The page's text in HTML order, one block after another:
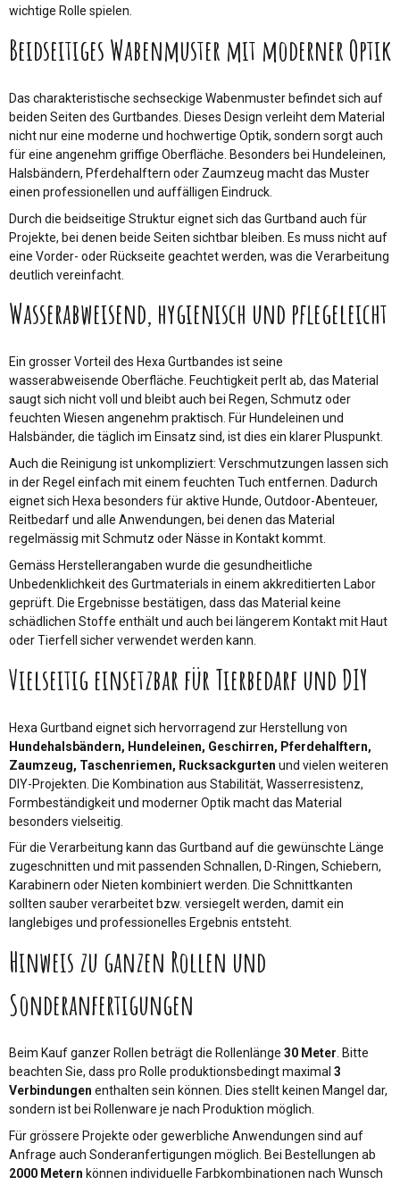
wichtige Rolle spielen.
Beidseitiges Wabenmuster mit moderner Optik
Das charakteristische sechseckige Wabenmuster befindet sich auf
beiden Seiten des Gurtbandes. Dieses Design verleiht dem Material
nicht nur eine moderne und hochwertige Optik, sondern sorgt auch
für eine angenehm griffige Oberfläche. Besonders bei Hundeleinen,
Halsbändern, Pferdehalftern oder Zaumzeug macht das Muster
einen professionellen und auffälligen Eindruck.
Durch die beidseitige Struktur eignet sich das Gurtband auch für
Projekte, bei denen beide Seiten sichtbar bleiben. Es muss nicht auf
eine Vorder- oder Rückseite geachtet werden, was die Verarbeitung
deutlich vereinfacht.
Wasserabweisend, hygienisch und pflegeleicht
Ein grosser Vorteil des Hexa Gurtbandes ist seine
wasserabweisende Oberfläche. Feuchtigkeit perlt ab, das Material
saugt sich nicht voll und bleibt auch bei Regen, Schmutz oder
feuchten Wiesen angenehm praktisch. Für Hundeleinen und
Halsbänder, die täglich im Einsatz sind, ist dies ein klarer Pluspunkt.
Auch die Reinigung ist unkompliziert: Verschmutzungen lassen sich
in der Regel einfach mit einem feuchten Tuch entfernen. Dadurch
eignet sich Hexa besonders für aktive Hunde, Outdoor-Abenteuer,
Reitbedarf und alle Anwendungen, bei denen das Material
regelmässig mit Schmutz oder Nässe in Kontakt kommt.
Gemäss Herstellerangaben wurde die gesundheitliche
Unbedenklichkeit des Gurtmaterials in einem akkreditierten Labor
geprüft. Die Ergebnisse bestätigen, dass das Material keine
schädlichen Stoffe enthält und auch bei längerem Kontakt mit Haut
oder Tierfell sicher verwendet werden kann.
Vielseitig einsetzbar für Tierbedarf und DIY
Hexa Gurtband eignet sich hervorragend zur Herstellung von
Hundehalsbändern, Hundeleinen, Geschirren, Pferdehalftern,
Zaumzeug, Taschenriemen, Rucksackgurten und vielen weiteren
DIY-Projekten. Die Kombination aus Stabilität, Wasserresistenz,
Formbeständigkeit und moderner Optik macht das Material
besonders vielseitig.
Für die Verarbeitung kann das Gurtband auf die gewünschte Länge
zugeschnitten und mit passenden Schnallen, D-Ringen, Schiebern,
Karabinern oder Nieten kombiniert werden. Die Schnittkanten
sollten sauber verarbeitet bzw. versiegelt werden, damit ein
langlebiges und professionelles Ergebnis entsteht.
Hinweis zu ganzen Rollen und
Sonderanfertigungen
Beim Kauf ganzer Rollen beträgt die Rollenlänge 30 Meter . Bitte
beachten Sie, dass pro Rolle produktionsbedingt maximal 3
Verbindungen enthalten sein können. Dies stellt keinen Mangel dar,
sondern ist bei Rollenware je nach Produktion möglich.
Für grössere Projekte oder gewerbliche Anwendungen sind auf
Anfrage auch Sonderanfertigungen möglich. Bei Bestellungen ab
2000 Metern können individuelle Farbkombinationen nach Wunsch